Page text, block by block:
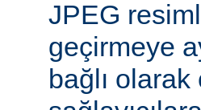
JPEG
geçirmeye
bağlı olarak